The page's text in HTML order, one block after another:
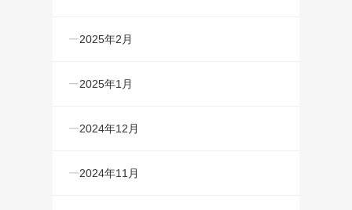
2025年2月
2025年1月
2024年12月
2024年11月